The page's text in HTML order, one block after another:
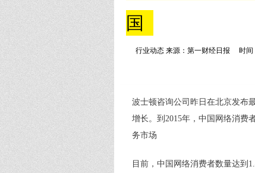
国
行业动态 来源：第一财经日报 时间
波士顿咨询公司昨日在北京发布
增长。到2015年，中国网络消费
务市场
目前，中国网络消费者数量达到